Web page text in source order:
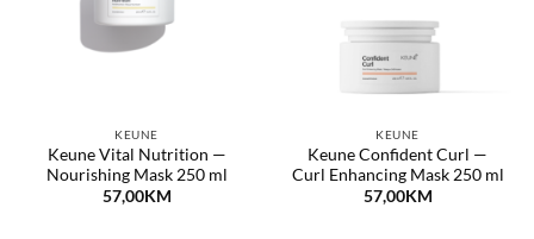
KEUNE
Keune Vital Nutrition —
Nourishing Mask 250 ml
57,00KM
KEUNE
Keune Confident Curl —
Curl Enhancing Mask 250 ml
57,00KM